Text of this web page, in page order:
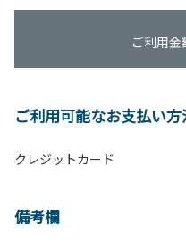
ご利用金
ご利用可能なお支払い
クレジットカード
備考欄